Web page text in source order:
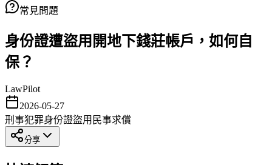
常見問題
身份證遭盜用開地下錢莊帳戶，如何自
保？
LawPilot
2026-05-27
刑事犯罪身份證盜用 民事求償
分享